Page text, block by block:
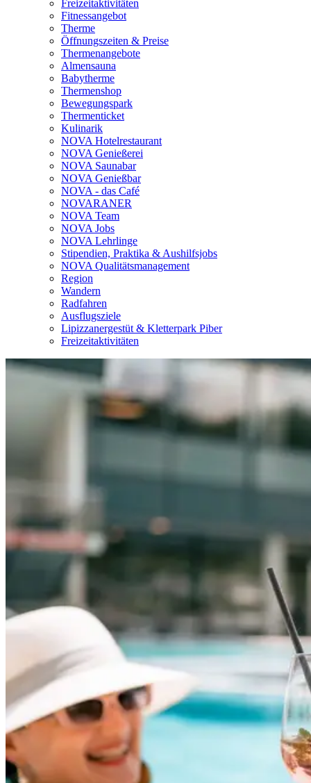
Freizeitaktivitäten
Fitnessangebot
Therme
Öffnungszeiten & Preise
Thermenangebote
Almensauna
Babytherme
Thermenshop
Bewegungspark
Thermenticket
Kulinarik
NOVA Hotelrestaurant
NOVA Genießerei
NOVA Saunabar
NOVA Genießbar
NOVA - das Café
NOVARANER
NOVA Team
NOVA Jobs
NOVA Lehrlinge
Stipendien, Praktika & Aushilfsjobs
NOVA Qualitätsmanagement
Region
Wandern
Radfahren
Ausflugsziele
Lipizzanergestüt & Kletterpark Piber
Freizeitaktivitäten